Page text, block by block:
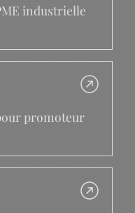
industrielle
promoteur